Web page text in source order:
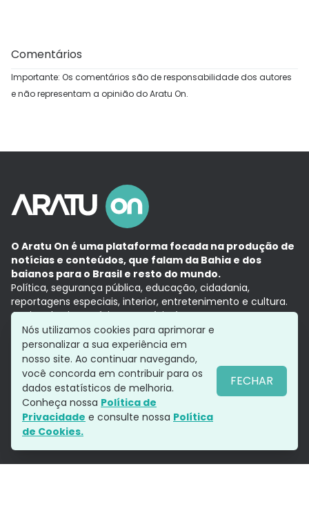
Comentários
Importante: Os comentários são de responsabilidade dos autores
e não representam a opinião do Aratu On.
O Aratu On é uma plataforma focada na produção de
notícias e conteúdos, que falam da Bahia e dos
baianos para o Brasil e resto do mundo.
Política, segurança pública, educação, cidadania,
reportagens especiais, interior, entretenimento e cultura.
Aqui, tudo vira notícia e a notícia é no tempo presente,
com a credibilidade do Grupo Aratu.
Grupo Aratu
Política de privacidade
Siga-nos
Nós utilizamos cookies para aprimorar e
personalizar a sua experiência em
nosso site. Ao continuar navegando,
você concorda em contribuir para os
dados estatísticos de melhoria.
Conheça nossa Política de
Privacidade e consulte nossa Política
de Cookies.
FECHAR